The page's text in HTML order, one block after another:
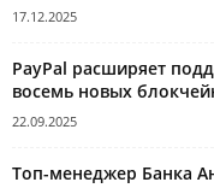
17.12.2025
PayPal расширяет
восемь новых
22.09.2025
Топ-менеджер Банка